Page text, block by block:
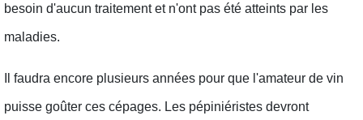
besoin d'aucun traitement et n'ont pas été atteints par les
maladies.
Il faudra encore plusieurs années pour que l'amateur de vin
puisse goûter ces cépages. Les pépiniéristes devront